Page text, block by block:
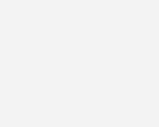
aus
und stellen den für